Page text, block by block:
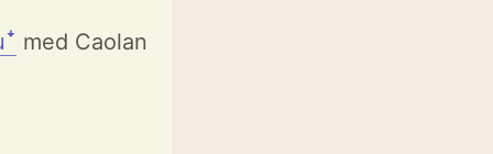
med Caolan